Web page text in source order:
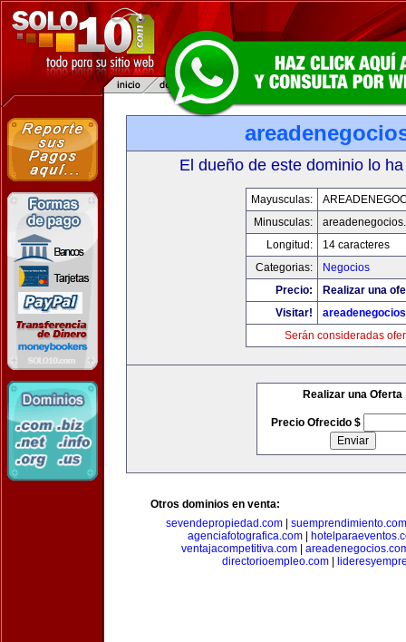
El dueño de este dominio lo
Mayusculas:
Minusculas:
Longitud:
14 caracteres
Categorias:
Negocios
Precio:
Realizar una
Visitar!
Serán consideradas
Realizar una Oferta
Precio Ofrecido $
Otros dominios en venta:
sevendepropiedad.com| suemprendimiento.com
agenciafotografica.com|
ventajacompetitiva.com
directorioempleo.com|